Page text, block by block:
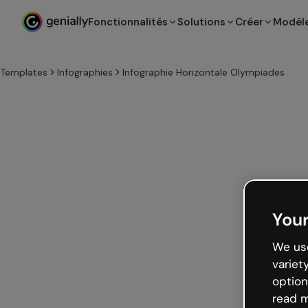
Fonctionnalités Solutions Créer
Templates Infographies Infographie Horizontale Olympiades
We
read